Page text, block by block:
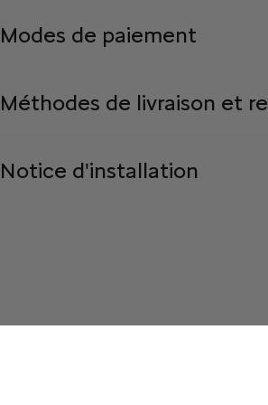
Modes de paiement
Méthodes de livraison et
Notice d'installation